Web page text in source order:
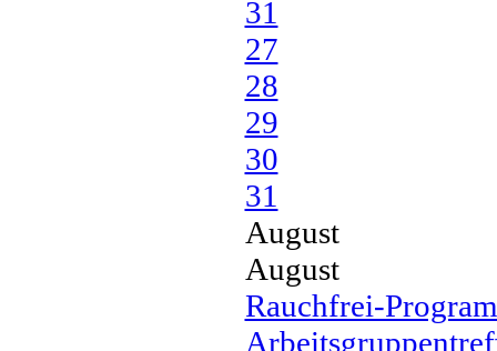
31
27
28
29
30
31
August
August
Rauchfrei-